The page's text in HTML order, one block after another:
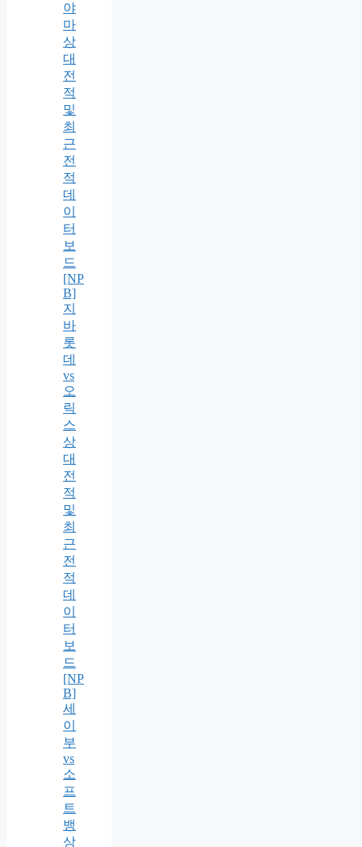
야
마
상
대
전
적
및
최
근
전
적
데
이
터
보
드
[NP
B]
지
바
롯
데
vs
오
릭
스
상
대
전
적
및
최
근
전
적
데
이
터
보
드
[NP
B]
세
이
부
vs
소
프
트
뱅
상